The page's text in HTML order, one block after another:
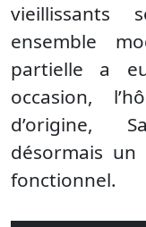
vieillissants
ensemble
partielle a
occasion,
d’origine,
désormais
fonctionnel.